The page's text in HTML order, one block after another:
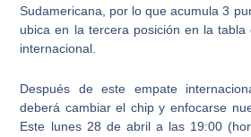
Sudamericana , por lo que acumula 3
ubica en la tercera posición en la
internacional.
Después de este empate
deberá cambiar el chip y enfocarse
Este lunes 28 de abril a las 19:00